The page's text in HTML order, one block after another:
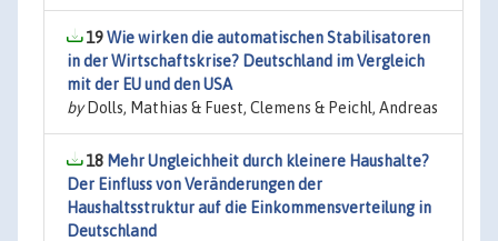
19Wie wirken die automatischen Stabilisatoren
in der Wirtschaftskrise? Deutschland im Vergleich
mit der EU und den USA
byDolls, Mathias & Fuest, Clemens & Peichl, Andreas
18 Mehr Ungleichheit durch kleinere Haushalte?
Der Einfluss von Veränderungen der
Haushaltsstruktur auf die Einkommensverteilung in
Deutschland